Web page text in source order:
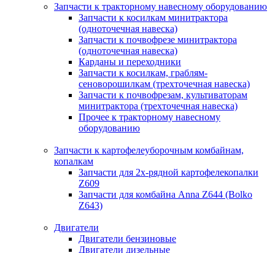
Запчасти к тракторному навесному оборудованию
Запчасти к косилкам минитрактора
(одноточечная навеска)
Запчасти к почвофрезе минитрактора
(одноточечная навеска)
Карданы и переходники
Запчасти к косилкам, граблям-
сеноворошилкам (трехточечная навеска)
Запчасти к почвофрезам, культиваторам
минитрактора (трехточечная навеска)
Прочее к тракторному навесному
оборудованию
Запчасти к картофелеуборочным комбайнам,
копалкам
Запчасти для 2х-рядной картофелекопалки
Z609
Запчасти для комбайна Anna Z644 (Bolko
Z643)
Двигатели
Двигатели бензиновые
Двигатели дизельные